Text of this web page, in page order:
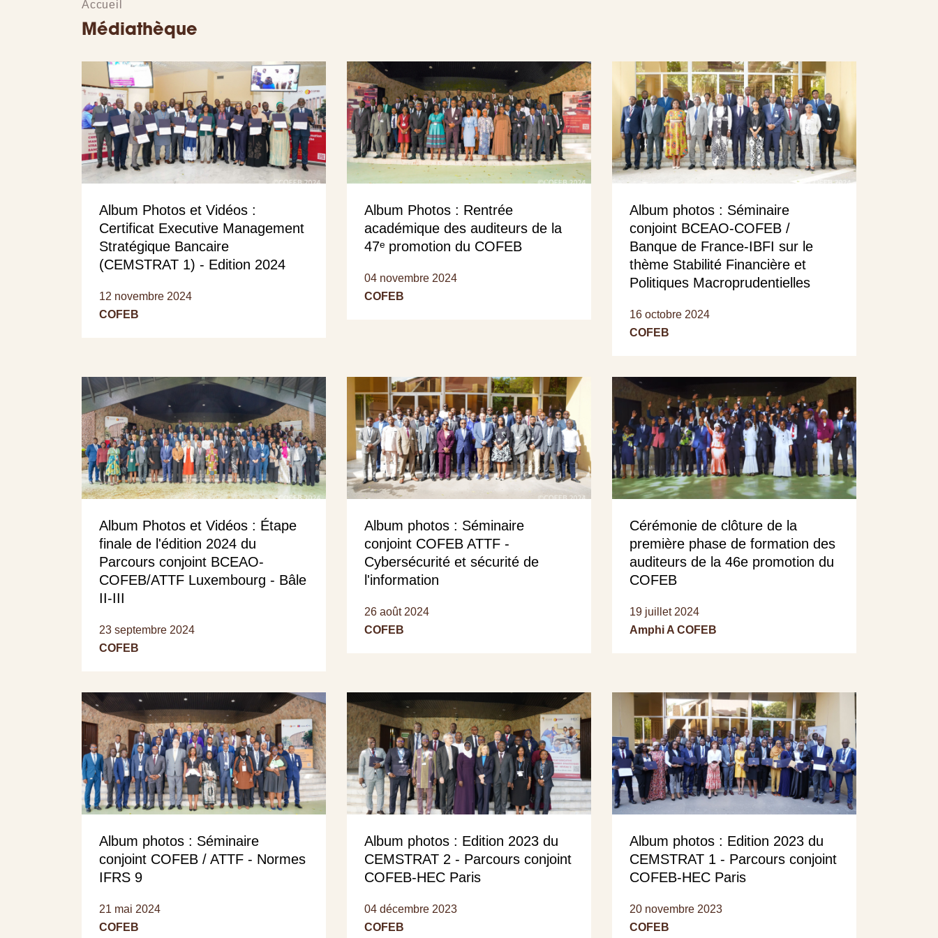
Accueil
Médiathèque
Album Photos et Vidéos :
Certificat Executive Management
Stratégique Bancaire
(CEMSTRAT 1) - Edition 2024
12 novembre 2024
COFEB
Album Photos : Rentrée
académique des auditeurs de la
47ᵉ promotion du COFEB
04 novembre 2024
COFEB
Album photos : Séminaire
conjoint BCEAO-COFEB /
Banque de France-IBFI sur le
thème Stabilité Financière et
Politiques Macroprudentielles
16 octobre 2024
COFEB
Album Photos et Vidéos : Étape
finale de l'édition 2024 du
Parcours conjoint BCEAO-
COFEB/ATTF Luxembourg - Bâle
II-III
23 septembre 2024
COFEB
Album photos : Séminaire
conjoint COFEB ATTF -
Cybersécurité et sécurité de
l'information
26 août 2024
COFEB
Cérémonie de clôture de la
première phase de formation des
auditeurs de la 46e promotion du
COFEB
19 juillet 2024
Amphi A COFEB
Album photos : Séminaire
conjoint COFEB / ATTF - Normes
IFRS 9
21 mai 2024
COFEB
Album photos : Edition 2023 du
CEMSTRAT 2 - Parcours conjoint
COFEB-HEC Paris
04 décembre 2023
COFEB
Album photos : Edition 2023 du
CEMSTRAT 1 - Parcours conjoint
COFEB-HEC Paris
20 novembre 2023
COFEB